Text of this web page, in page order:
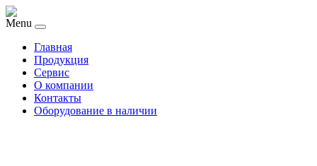
Menu
Главная
Продукция
Сервис
О компании
Контакты
Оборудование в наличии